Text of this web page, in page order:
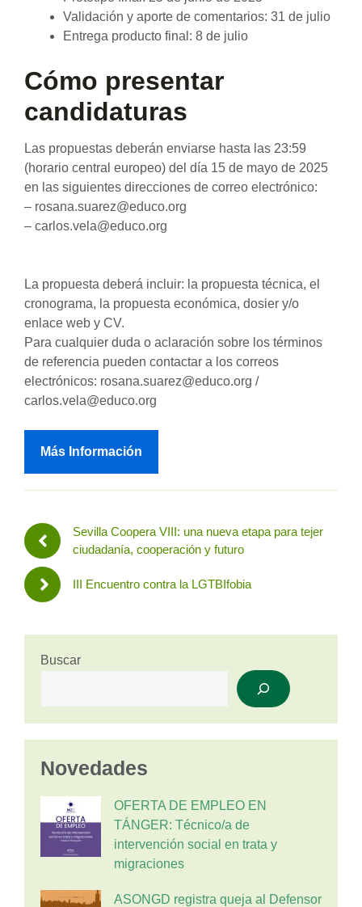
Validación y aporte de comentarios: 31 de julio
Entrega producto final: 8 de julio
Cómo presentar
candidaturas
Las propuestas deberán enviarse hasta las 23:59
(horario central europeo) del día 15 de mayo de 2025
en las siguientes direcciones de correo electrónico:
– rosana.suarez@educo.org
– carlos.vela@educo.org
La propuesta deberá incluir: la propuesta técnica, el
cronograma, la propuesta económica, dosier y/o
enlace web y CV.
Para cualquier duda o aclaración sobre los términos
de referencia pueden contactar a los correos
electrónicos: rosana.suarez@educo.org /
carlos.vela@educo.org
Más Información
Sevilla Coopera VIII: una nueva etapa para tejer
ciudadanía, cooperación y futuro
III Encuentro contra la LGTBIfobia
Buscar
Novedades
OFERTA DE EMPLEO EN
TÁNGER: Técnico/a de
intervención social en trata y
migraciones
ASONGD registra queja al Defensor